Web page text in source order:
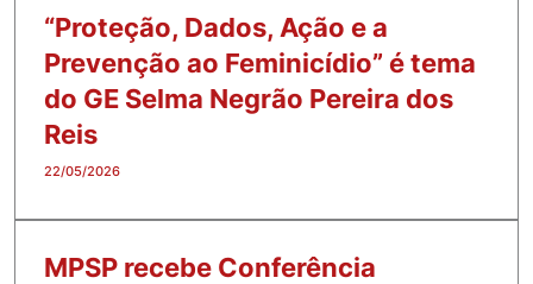
“Proteção, Dados, Ação e a
Prevenção ao Feminicídio” é tema
do GE Selma Negrão Pereira dos
Reis
22/05/2026
MPSP recebe Conferência